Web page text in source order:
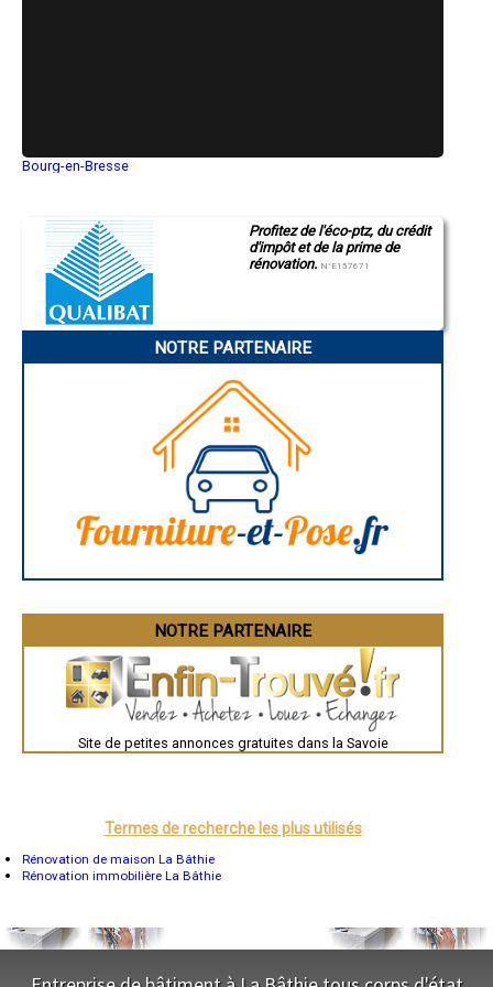
- Entreprise de rénovation immobilière à Notre-Dame-des-Millières
- Entreprise de rénovation immobilière à Randens
- Entreprise de rénovation immobilière à Fourneaux
- Entreprise de rénovation immobilière à Ruffieux
- Entreprise de rénovation immobilière à Arbin
Bourg-en-Bresse
Gap
Nice
Annonay
Charleville-Mézières
Troyes
Narbonne
Marseille
Périgueux
Besançon
Évreux
Brest
Toulouse
Bordeaux
Montpellier
Rennes
Nantes
Orléans
Mende
Angers
Reims
Profitez de l'éco-ptz, du crédit
d'impôt et de la prime de
rénovation. N°E157671
NOTRE PARTENAIRE
NOTRE PARTENAIRE
Site de petites annonces gratuites dans la Savoie
Termes de recherche les plus utilisés
Rénovation de maison La Bâthie
Rénovation immobilière La Bâthie